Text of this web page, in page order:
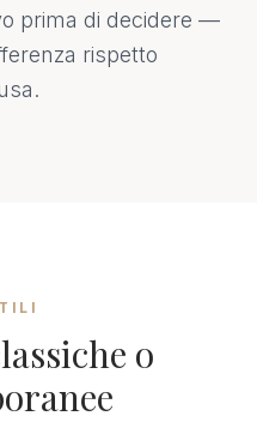
prima di decidere —
rispetto
o